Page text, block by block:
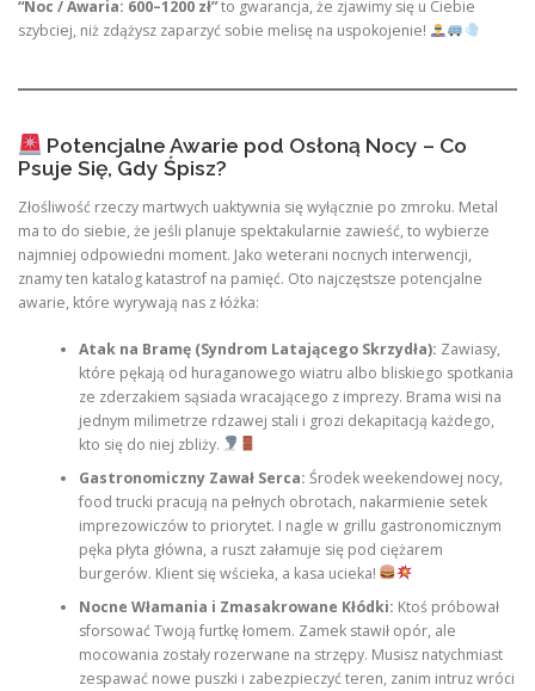
“Noc / Awaria: 600–1200 zł”to gwarancja, że zjawimy się u Ciebie
szybciej, niż zdążysz zaparzyć sobie melisę na uspokojenie!
Potencjalne Awarie pod Osłoną Nocy – Co
Psuje Się, Gdy Śpisz?
Złośliwość rzeczy martwych uaktywnia się wyłącznie po zmroku. Metal
ma to do siebie, że jeśli planuje spektakularnie zawieść, to wybierze
najmniej odpowiedni moment. Jako weterani nocnych interwencji,
znamy ten katalog katastrof na pamięć. Oto najczęstsze potencjalne
awarie, które wyrywają nas z łóżka:
Atak na Bramę (Syndrom Latającego Skrzydła): Zawiasy,
które pękają od huraganowego wiatru albo bliskiego spotkania
ze zderzakiem sąsiada wracającego z imprezy. Brama wisi na
jednym milimetrze rdzawej stali i grozi dekapitacją każdego,
kto się do niej zbliży.
Gastronomiczny Zawał Serca: Środek weekendowej nocy,
food trucki pracują na pełnych obrotach, nakarmienie setek
imprezowiczów to priorytet. I nagle w grillu gastronomicznym
pęka płyta główna, a ruszt załamuje się pod ciężarem
burgerów. Klient się wścieka, a kasa ucieka!
Nocne Włamania i Zmasakrowane Kłódki: Ktoś próbował
sforsować Twoją furtkę łomem. Zamek stawił opór, ale
mocowania zostały rozerwane na strzępy. Musisz natychmiast
zespawać nowe puszki i zabezpieczyć teren, zanim intruz wróci